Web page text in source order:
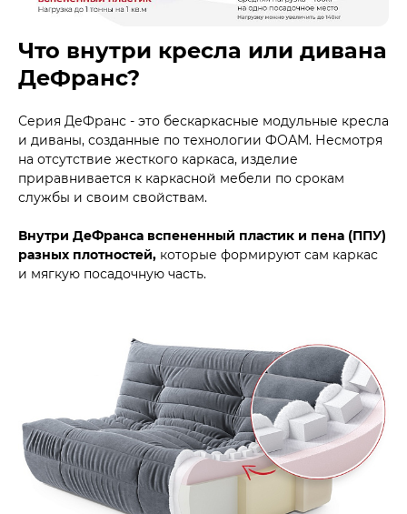
Что внутри кресла или дивана
ДеФранс?
Серия ДеФранс - это бескаркасные модульные кресла
и диваны, созданные по технологии ФОАМ. Несмотря
на отсутствие жесткого каркаса, изделие
приравнивается к каркасной мебели по срокам
службы и своим свойствам.
Внутри ДеФранса вспененный пластик и пена (ППУ)
разных плотностей, которые формируют сам каркас
и мягкую посадочную часть.